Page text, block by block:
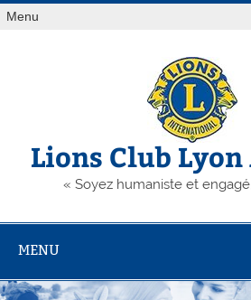
Skip
toMenu
Lions Club
« Soyez humaniste et
MENU